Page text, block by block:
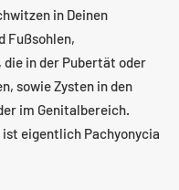
in Deinen
Fußsohlen,
in der Pubertät oder
sowie Zysten in den
im Genitalbereich.
ist eigentlich Pachyonycia